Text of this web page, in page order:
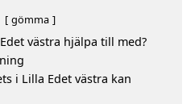
gömma
västra hjälpa till med?
i Lilla Edet västra kan